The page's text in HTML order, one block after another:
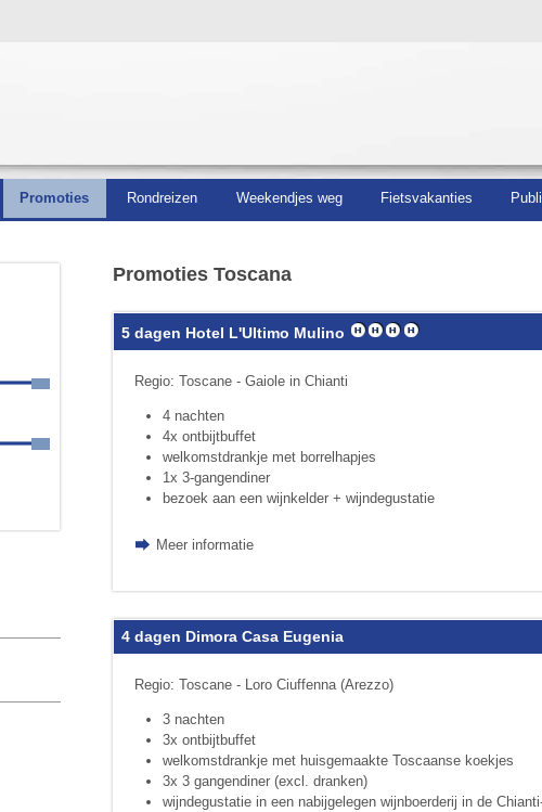
Promoties Rondreizen Weekendjes weg Fietsvakanties
Promoties Toscana
5 dagen Hotel L'Ultimo Mulino
Regio: Toscane - Gaiole in Chianti
4 nachten
4x ontbijtbuffet
welkomstdrankje met borrelhapjes
1x 3-gangendiner
bezoek aan een wijnkelder + wijndegustatie
Meer informatie
4 dagen Dimora Casa Eugenia
Regio: Toscane - Loro Ciuffenna (Arezzo)
3 nachten
3x ontbijtbuffet
welkomstdrankje met huisgemaakte Toscaanse koekjes
3x 3 gangendiner (excl. dranken)
wijndegustatie in een nabijgelegen wijnboerderij in de